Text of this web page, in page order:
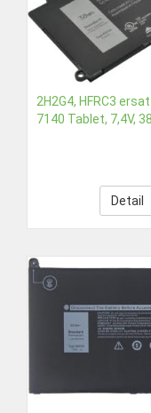
2H2G4, HFRC3
7140 Tablet, 7,4V,
Detail